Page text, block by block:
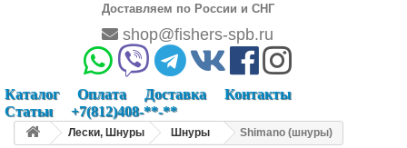
Доставляем по России и СНГ
shop@fishers-spb.ru
Каталог Оплата Доставка
Контакты
Статьи
+7(812)408-**-**
Лески, Шнуры Шнуры Shimano (шнуры)